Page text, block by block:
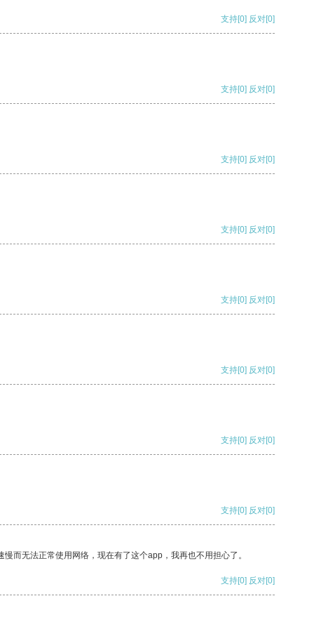
支持[0] 反对[0]
支持[0] 反对[0]
支持[0] 反对[0]
支持[0] 反对[0]
支持[0] 反对[0]
支持[0] 反对[0]
支持[0] 反对[0]
支持[0] 反对[0]
而无法正常使用网络，现在有了这个app，我再也不用担心了。
支持[0] 反对[0]